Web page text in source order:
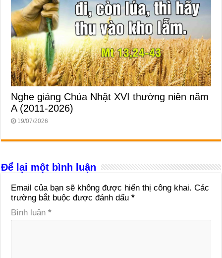
Nghe giảng Chúa Nhật XVI thường niên năm
A (2011-2026)
19/07/2026
Để lại một bình luận
Email của bạn sẽ không được hiển thị công khai. Các
trường bắt buộc được đánh dấu*
Bình luận*